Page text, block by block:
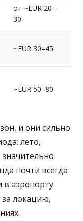
от ~EUR 20–
30
~EUR 30–45
~EUR 50–80
и они сильно
лето,
почти всегда
в аэропорту
за локацию,